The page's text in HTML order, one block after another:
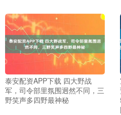
泰安配资APP下载 四大野战
军，司令部里氛围迥然不同，三
野笑声多四野最神秘